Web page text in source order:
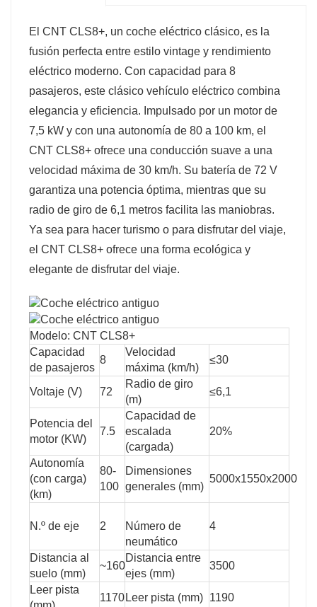
El CNT CLS8+, un coche eléctrico clásico, es la
fusión perfecta entre estilo vintage y rendimiento
eléctrico moderno. Con capacidad para 8
pasajeros, este clásico vehículo eléctrico combina
elegancia y eficiencia. Impulsado por un motor de
7,5 kW y con una autonomía de 80 a 100 km, el
CNT CLS8+ ofrece una conducción suave a una
velocidad máxima de 30 km/h. Su batería de 72 V
garantiza una potencia óptima, mientras que su
radio de giro de 6,1 metros facilita las maniobras.
Ya sea para hacer turismo o para disfrutar del viaje,
el CNT CLS8+ ofrece una forma ecológica y
elegante de disfrutar del viaje.
Modelo: CNT CLS8+
Capacidad
de pasajeros
8
Velocidad
máxima (km/h)
≤30
Voltaje (V) 72
Radio de giro
(m)
≤6,1
Potencia del
motor (KW)
7.5
Capacidad de
escalada
(cargada)
20%
Autonomía
(con carga)
(km)
80-
100
Dimensiones
generales (mm)
5000x1550x2000
N.º de eje 2
Número de
neumático
4
Distancia al
suelo (mm)
~160
Distancia entre
ejes (mm)
3500
Leer pista
1170 Leer pista (mm) 1190